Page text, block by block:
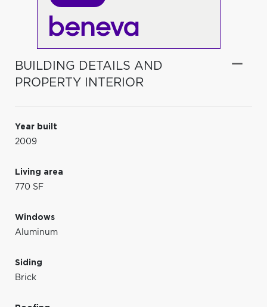
BUILDING DETAILS AND
PROPERTY INTERIOR
Year built
2009
Living area
770 SF
Windows
Aluminum
Siding
Brick